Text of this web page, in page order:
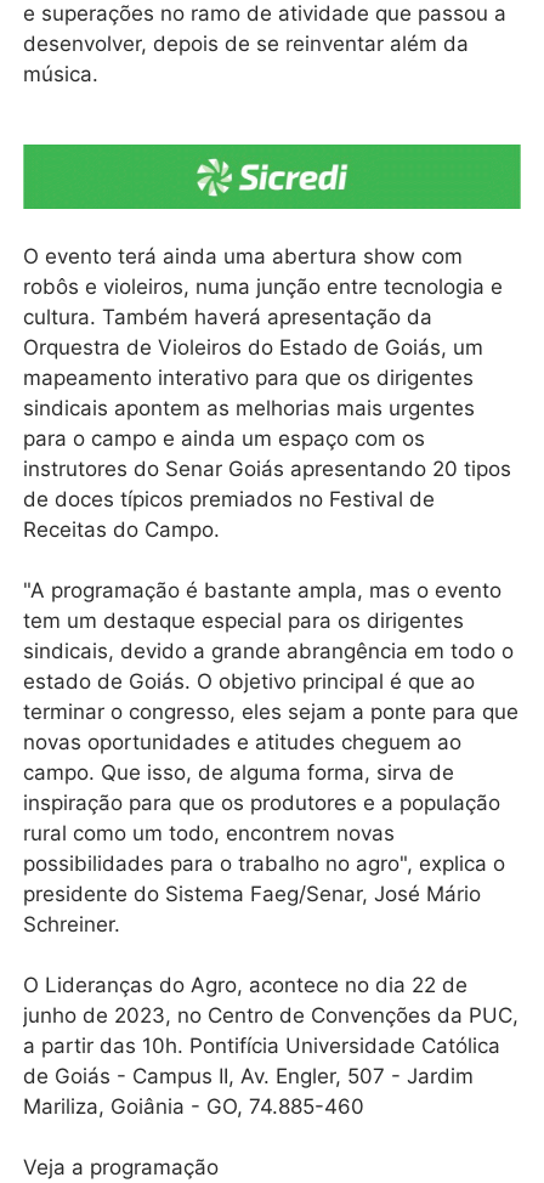
e superações no ramo de atividade que passou a
desenvolver, depois de se reinventar além da
música.
O evento terá ainda uma abertura show com
robôs e violeiros, numa junção entre tecnologia e
cultura. Também haverá apresentação da
Orquestra de Violeiros do Estado de Goiás, um
mapeamento interativo para que os dirigentes
sindicais apontem as melhorias mais urgentes
para o campo e ainda um espaço com os
instrutores do Senar Goiás apresentando 20 tipos
de doces típicos premiados no Festival de
Receitas do Campo.
"A programação é bastante ampla, mas o evento
tem um destaque especial para os dirigentes
sindicais, devido a grande abrangência em todo o
estado de Goiás. O objetivo principal é que ao
terminar o congresso, eles sejam a ponte para que
novas oportunidades e atitudes cheguem ao
campo. Que isso, de alguma forma, sirva de
inspiração para que os produtores e a população
rural como um todo, encontrem novas
possibilidades para o trabalho no agro", explica o
presidente do Sistema Faeg/Senar, José Mário
Schreiner.
O Lideranças do Agro, acontece no dia 22 de
junho de 2023, no Centro de Convenções da PUC,
a partir das 10h. Pontifícia Universidade Católica
de Goiás - Campus II, Av. Engler, 507 - Jardim
Mariliza, Goiânia - GO, 74.885-460
Veja a programação